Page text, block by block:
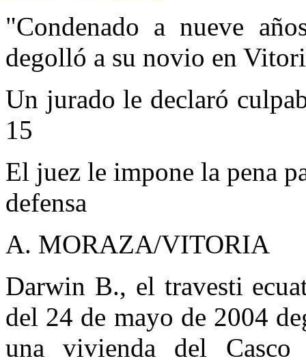
"Condenado a nueve
degolló a su novio en
Un jurado le declaró
15
El juez le impone la pena
defensa
A. MORAZA/VITORIA
Darwin B., el travesti
del 24 de mayo de 2004
una vivienda del